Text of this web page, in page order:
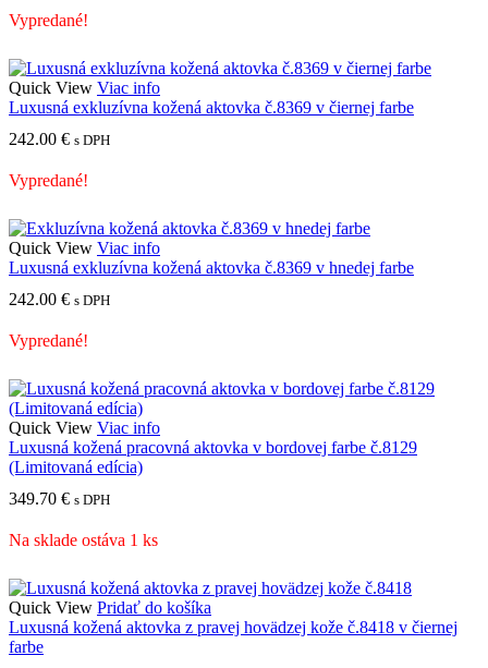
Vypredané!
Quick View Viac info
Luxusná exkluzívna kožená aktovka č.8369 v čiernej farbe
242.00 € s DPH
Vypredané!
Quick View Viac info
Luxusná exkluzívna kožená aktovka č.8369 v hnedej farbe
242.00 € s DPH
Vypredané!
Quick View Viac info
Luxusná kožená pracovná aktovka v bordovej farbe č.8129
(Limitovaná edícia)
349.70 € s DPH
Na sklade ostáva 1 ks
Quick View Pridať do košíka
Luxusná kožená aktovka z pravej hovädzej kože č.8418 v čiernej
farbe